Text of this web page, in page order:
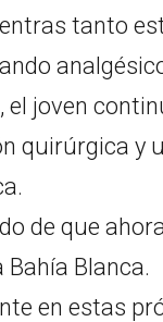
tanto
el joven
quirúrgica y
de que
Blanca.
en estas